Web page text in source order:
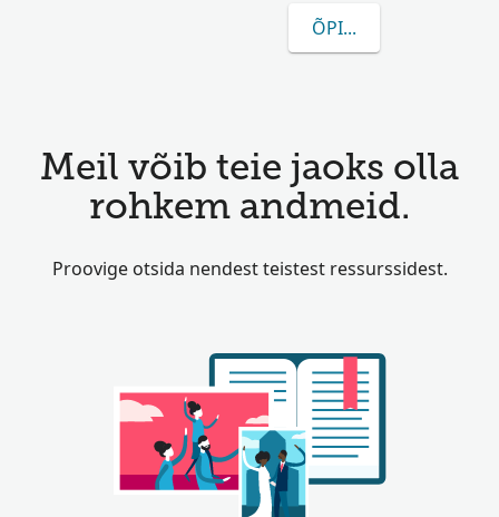
ÕPI ROHKEM
Meil võib teie jaoks olla
rohkem andmeid.
Proovige otsida nendest teistest ressurssidest.